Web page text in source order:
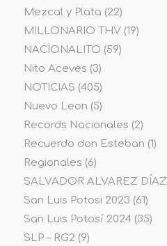
Mezcal y Plata (22)
MILLONARIO THV(19)
NACIONALITO (59)
Nito Aceves (3)
NOTICIAS (405)
Nuevo Leon (5)
Records Nacionales (2)
Recuerdo don Esteban (1)
Regionales (6)
SALVADOR ALVAREZ DÍAZ
San Luis Potosi 2023 (61)
San Luis Potosí 2024(35)
SLP – RG2 (9)